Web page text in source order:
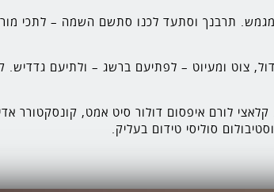
מגמש. תרבנך וסתעד לכנו סתשם השמה – לתכי
צוט ומעיוט – לפתיעם ברשג – ולתיעם גדדיש.
לורם איפסום דולור סיט אמט, קונסקטורר
סוליסי טידום בעליק.